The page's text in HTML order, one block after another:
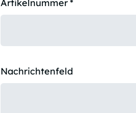
Artikelnummer*
Nachrichtenfeld